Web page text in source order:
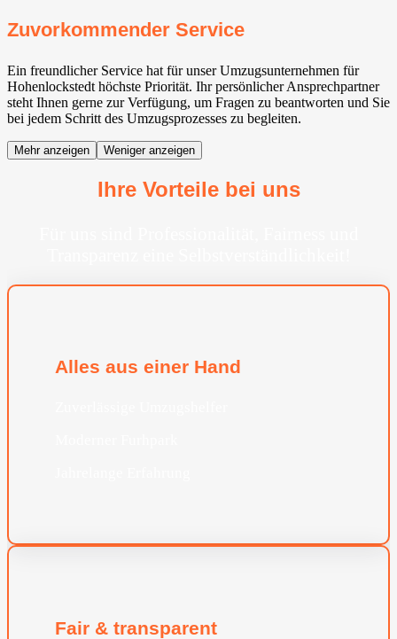
Zuvorkommender Service
Ein freundlicher Service hat für unser Umzugsunternehmen für
Hohenlockstedt höchste Priorität. Ihr persönlicher Ansprechpartner
steht Ihnen gerne zur Verfügung, um Fragen zu beantworten und Sie
bei jedem Schritt des Umzugsprozesses zu begleiten.
Mehr anzeigen Weniger anzeigen
Ihre Vorteile bei uns
Alles aus einer Hand
Fair & transparent